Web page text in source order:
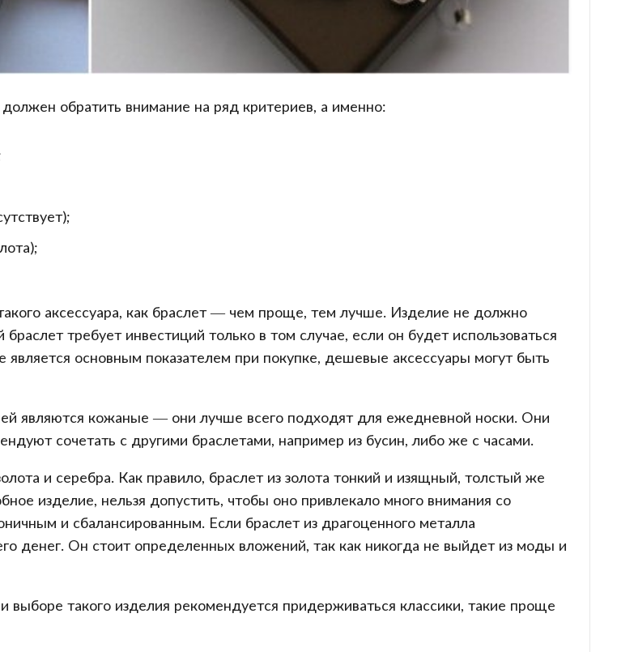
обратить внимание на ряд критериев, а именно:
аксессуара, как браслет — чем проще, тем лучше. Изделие не должно
требует инвестиций только в том случае, если он будет использоваться
является основным показателем при покупке, дешевые аксессуары могут быть
являются кожаные — они лучше всего подходят для ежедневной носки. Они
сочетать с другими браслетами, например из бусин, либо же с часами.
и серебра. Как правило, браслет из золота тонкий и изящный, толстый же
изделие, нельзя допустить, чтобы оно привлекало много внимания со
и сбалансированным. Если браслет из драгоценного металла
денег. Он стоит определенных вложений, так как никогда не выйдет из моды и
такого изделия рекомендуется придерживаться классики, такие проще